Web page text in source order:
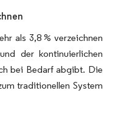
als 3,8 % verzeichnen
der kontinuierlichen
bei Bedarf abgibt. Die
traditionellen System